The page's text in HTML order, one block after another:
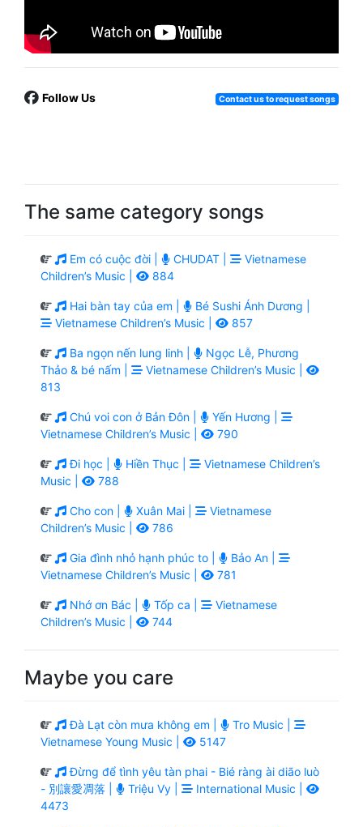
Follow Us Contact us to request songs
The same category songs
Em có cuộc đời | CHUDAT |
Vietnamese
Children’s Music |
884
Hai bàn tay của em |
Bé Sushi Ánh Dương |
Vietnamese Children’s Music |
857
Ba ngọn nến lung linh |
Ngọc Lễ, Phương
Thảo & bé nấm |
Vietnamese Children’s Music |
813
Chú voi con ở Bản Đôn |
Yến Hương |
Vietnamese Children’s Music |
790
Đi học | Hiền Thục |
Vietnamese Children’s
Music |
788
Cho con | Xuân Mai |
Vietnamese
Children’s Music |
786
Gia đình nhỏ hạnh phúc to |
Bảo An |
Vietnamese Children’s Music |
781
Nhớ ơn Bác | Tốp ca |
Vietnamese
Children’s Music |
744
Maybe you care
Đà Lạt còn mưa không em |
Tro Music |
Vietnamese Young Music |
5147
Đừng để tình yêu tàn phai - Bié ràng ài diāo luò
- 別讓愛凋落 |
Triệu Vy |
International Music |
4473